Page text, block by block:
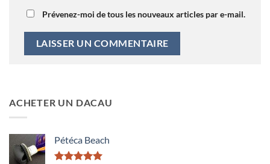
Prévenez-moi de tous les nouveaux articles par e-mail.
ACHETER UN DACAU
Pétéca Beach